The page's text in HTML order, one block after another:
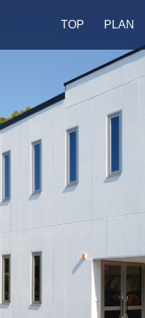
TOP PLAN